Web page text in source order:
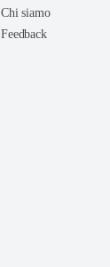
Chi siamo
Feedback